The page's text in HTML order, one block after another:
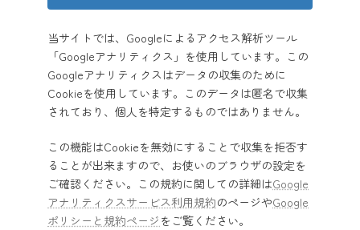
当サイトでは、Googleによるアクセス解析ツール
「Googleアナリティクス」を使用しています。この
Googleアナリティクスはデータの収集のために
Cookieを使用しています。このデータは匿名で収集
されており、個人を特定するものではありません。
この機能はCookieを無効にすることで収集を拒否す
ることが出来ますので、お使いのブラウザの設定を
ご確認ください。この規約に関しての詳細はGoogle
アナリティクスサービス利用規約のページやGoogle
ポリシーと規約ページ をご覧ください。